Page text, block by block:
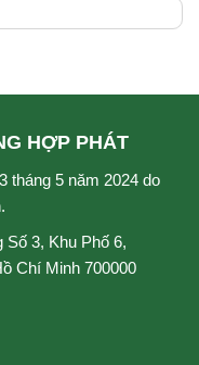
HỢP PHÁT
tháng 5 năm 2024 do
3, Khu Phố 6,
Chí Minh 700000